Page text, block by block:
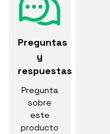
Preguntas
y
respuestas
Pregunta
sobre
este
producto